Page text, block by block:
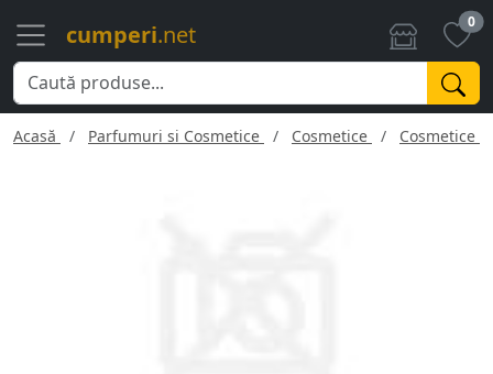
cumperi.net 0
Acasă Parfumuri si Cosmetice Cosmetice Cosmetice